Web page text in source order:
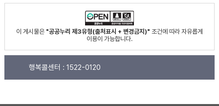
이 게시물은 "공공누리 제3유형(출처표시 + 변경금지)" 조건에 따라 자유롭게
이용이 가능합니다.
행복콜센터 : 1522-0120